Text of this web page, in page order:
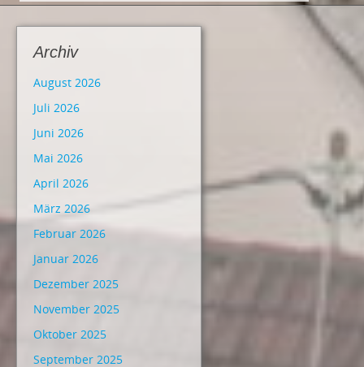
Archiv
August 2026
Juli 2026
Juni 2026
Mai 2026
April 2026
März 2026
Februar 2026
Januar 2026
Dezember 2025
November 2025
Oktober 2025
September 2025